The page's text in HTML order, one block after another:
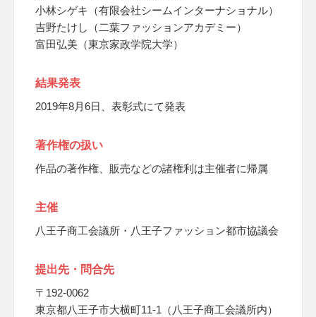
小林シゲキ（有限会社シームインターナショナル）
吉野たけし（二葉ファッションアカデミー）
富田弘美（東京家政学院大学）
結果発表
2019年8月6日、表彰式にて発表
著作権の扱い
作品の著作権、販売などの諸権利は主催者に帰属
主催
八王子商工会議所・八王子ファッション都市協議会
提出先・問合先
〒192-0062
東京都八王子市大横町11-1（八王子商工会議所内）